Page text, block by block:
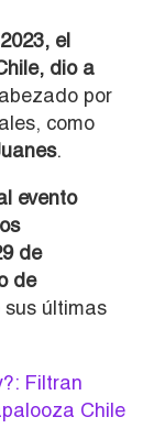
el
dio a
por
como
.
evento
de
de
sus últimas
Filtran
Chile